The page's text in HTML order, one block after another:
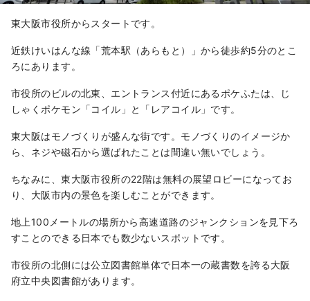
東大阪市役所からスタートです。
近鉄けいはんな線「荒本駅（あらもと）」から徒歩約5分のとこ
ろにあります。
市役所のビルの北東、エントランス付近にあるポケふたは、じ
しゃくポケモン「コイル」と「レアコイル」です。
東大阪はモノづくりが盛んな街です。モノづくりのイメージか
ら、ネジや磁石から選ばれたことは間違い無いでしょう。
ちなみに、東大阪市役所の22階は無料の展望ロビーになってお
り、大阪市内の景色を楽しむことができます。
地上100メートルの場所から高速道路のジャンクションを見下ろ
すことのできる日本でも数少ないスポットです。
市役所の北側には公立図書館単体で日本一の蔵書数を誇る大阪
府立中央図書館があります。